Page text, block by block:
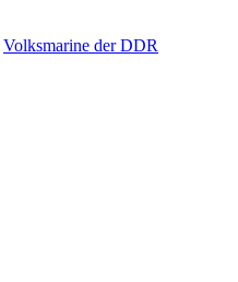
Volksmarine der DDR